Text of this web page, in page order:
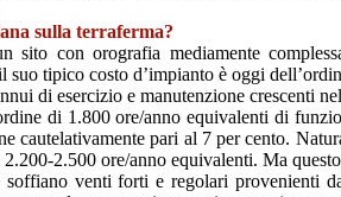
sulla terraferma?
sito con orografia mediamente
tipico costo d’impianto è oggi
di esercizio e manutenzione crescenti
di 1.800 ore/anno equivalenti di
cautelativamente pari al 7 per cento.
2.500 ore/anno equivalenti. Ma
soffiano venti forti e regolari